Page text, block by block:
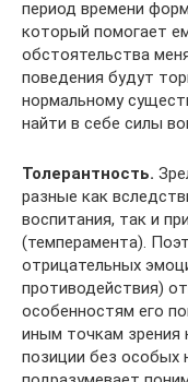
период времени
который помогает
обстоятельства
поведения будут
нормальному
найти в себе силы
Толерантность.
разные как
воспитания, так и
(темперамента).
отрицательных
противодействия)
особенностям его
иным точкам зрения
позиции без особых